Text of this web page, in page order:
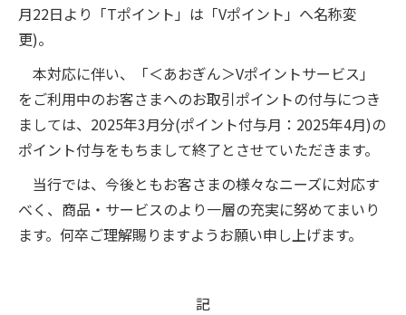
月22日より「Tポイント」は「Vポイント」へ名称変
更)。
本対応に伴い、「＜あおぎん＞Vポイントサービス」
をご利用中のお客さまへのお取引ポイントの付与につき
ましては、 2025年3月分(ポイント付与月： 2025年4月)の
ポイント付与をもちまして終了とさせていただきます。
当行では、今後ともお客さまの様々なニーズに対応す
べく、商品・サービスのより一層の充実に努めてまいり
ます。何卒ご理解賜りますようお願い申し上げます。
記